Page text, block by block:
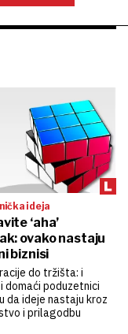
ideja
‘aha’
ovako nastaju
biznisi
do tržišta: i
domaći poduzetnici
da ideje nastaju kroz
i prilagodbu